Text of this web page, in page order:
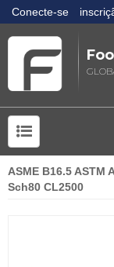
Conecte-se
ASME B16.5 ASTM
Sch80 CL2500